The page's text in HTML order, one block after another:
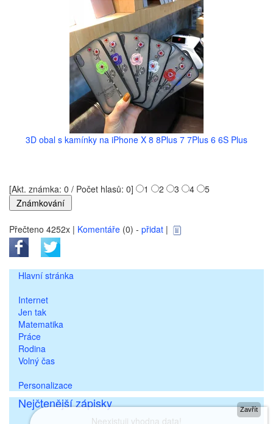
3D obal s kamínky na iPhone X 8 8Plus 7 7Plus 6 6S Plus
[Akt. známka: 0 / Počet hlasů: 0] 1 2 3 4 5
Přečteno 4252x | Komentáře (0) - přidat |
Hlavní stránka
Internet
Jen tak
Matematika
Práce
Rodina
Volný čas
Personalizace
Nejčtenější zápisky
Neexistuji vhodna data!
Zavřít